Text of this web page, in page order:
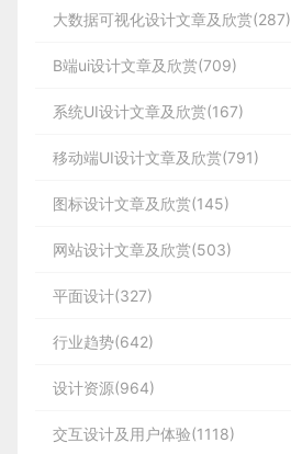
大数据可视化设计文章及欣赏(287)
B端ui设计文章及欣赏(709)
系统UI设计文章及欣赏(167)
移动端UI设计文章及欣赏(791)
图标设计文章及欣赏(145)
网站设计文章及欣赏(503)
平面设计(327)
行业趋势(642)
设计资源(964)
交互设计及用户体验(1118)